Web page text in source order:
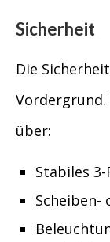
Sicherheit
Die
über:
Stabiles
Scheiben-